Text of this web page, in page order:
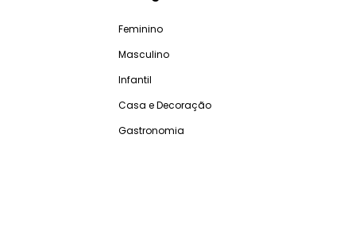
Feminino
Masculino
Infantil
Casa e Decoração
Gastronomia